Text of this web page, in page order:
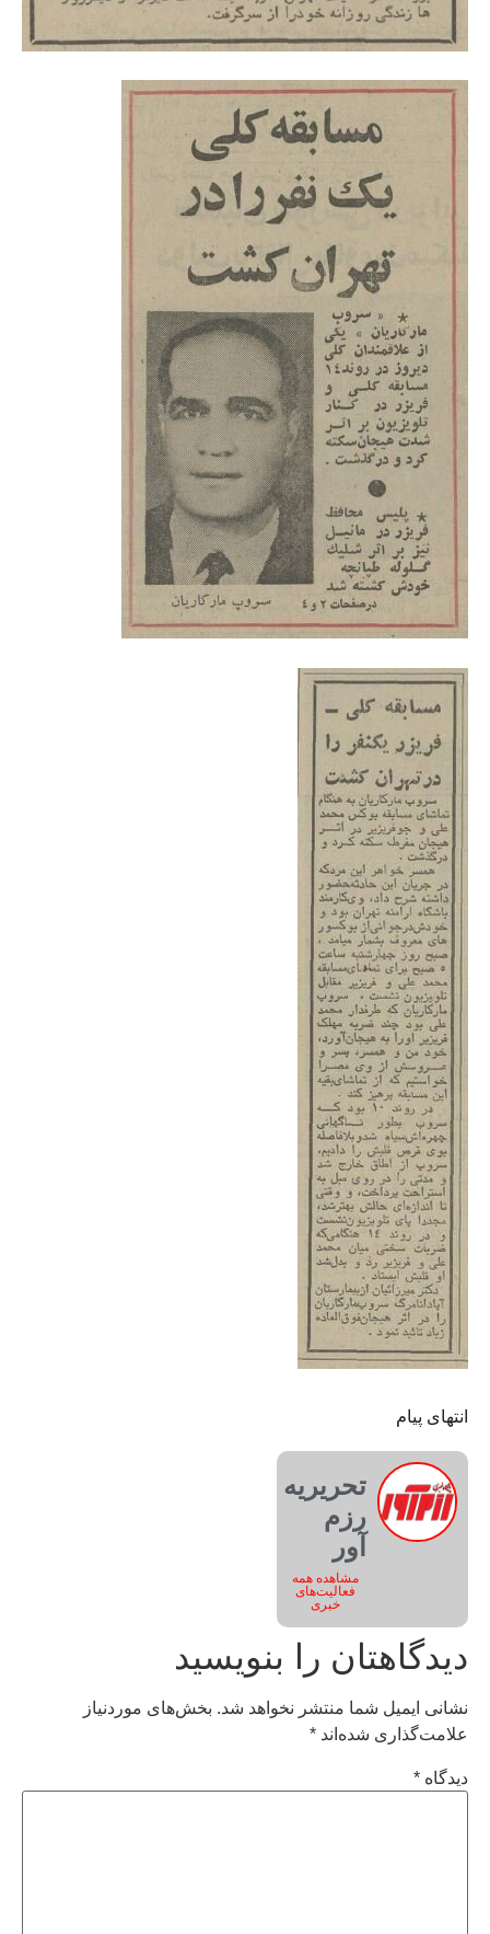
انتهای پیام
تحریریه
رزم
آور
مشاهده همه
فعالیت‌های
خبری
دیدگاهتان را بنویسید
نشانی ایمیل شما منتشر نخواهد شد. بخش‌های موردنیاز
علامت‌گذاری شده‌اند *
دیدگاه *